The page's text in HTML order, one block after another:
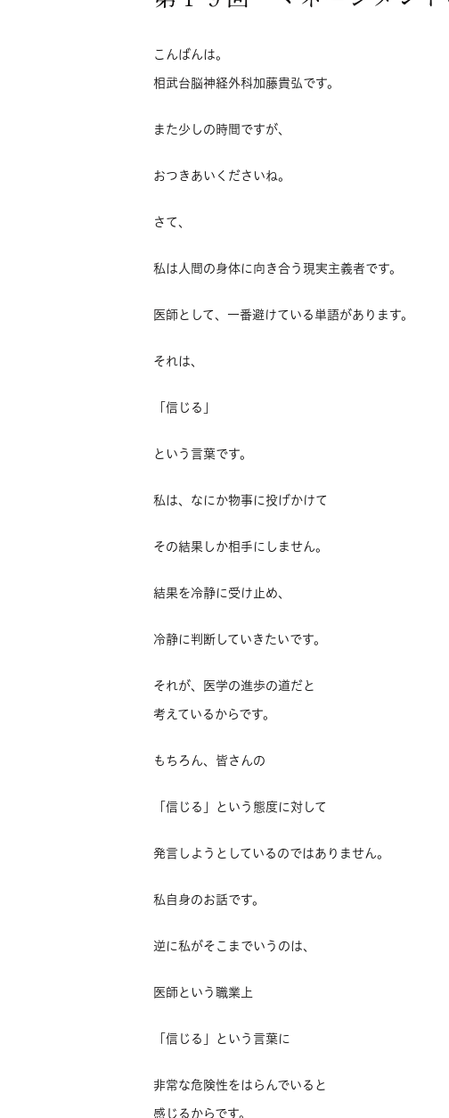
こんばんは。
相武台脳神経外科加藤貴弘です。
また少しの時間ですが、
おつきあいくださいね。
さて、
私は人間の身体に向き合う現実主義者です。
医師として、一番避けている単語があります。
それは、
「信じる」
という言葉です。
私は、なにか物事に投げかけて
その結果しか相手にしません。
結果を冷静に受け止め、
冷静に判断していきたいです。
それが、医学の進歩の道だと
考えているからです。
もちろん、皆さんの
「信じる」という態度に対して
発言しようとしているのではありません。
私自身のお話です。
逆に私がそこまでいうのは、
医師という職業上
「信じる」という言葉に
非常な危険性をはらんでいると
感じるからです。